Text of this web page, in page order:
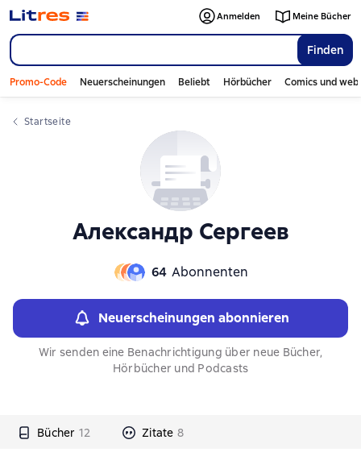
Finden
Anmelden Meine Bücher
Promo-Code Neuerscheinungen Beliebt Hörbücher Comics und
Startseite
Александр Сергеев
64 Abonnenten
Neuerscheinungen abonnieren
Wir senden eine Benachrichtigung über neue Bücher,
Hörbücher und Podcasts
Bücher 12 Zitate 8
Слайдер с книгами
Слайдер с книгами